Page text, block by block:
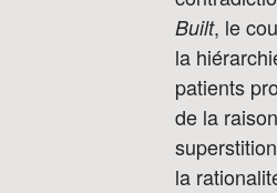
Built, le
la
patients
de la
la